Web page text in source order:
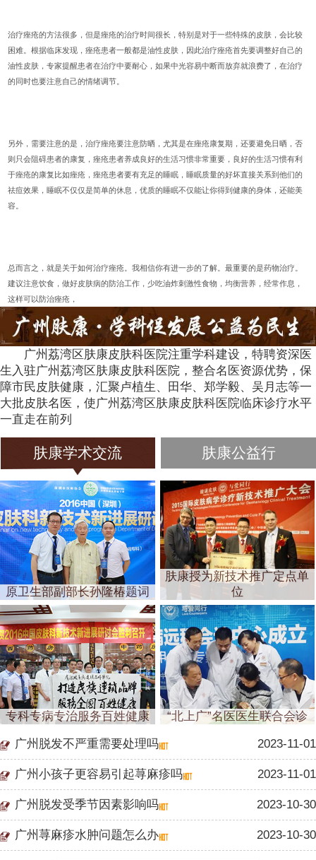
治疗痤疮的方法很多，但是痤疮的治疗时间很长，特别是对于一些特殊的皮肤，会比较
困难。根据临床发现，痤疮患者一般都是油性皮肤，因此治疗痤疮首先要调整好自己的
油性皮肤，专家提醒患者在治疗中要耐心，如果中光容易中断而放弃就浪费了，在治疗
的同时也要注意自己的情绪调节。
另外，需要注意的是，治疗痤疮要注意防晒，尤其是在痤疮康复期，还要避免日晒，否
则只会阻碍患者的康复，痤疮患者养成良好的生活习惯非常重要，良好的生活习惯有利
于痤疮的康复比如痤疮，痤疮患者要有充足的睡眠，睡眠质量的好坏直接关系到他们的
祛痘效果，睡眠不仅仅是简单的休息，优质的睡眠不仅能让你得到健康的身体，还能美
容。
总而言之，就是关于如何治疗痤疮。我相信你有进一步的了解。最重要的是药物治疗。
建议注意饮食，做好皮肤病的防治工作，少吃油炸刺激性食物，均衡营养，经常作息，
这样可以防治痤疮，
广州荔湾区肤康皮肤科医院注重学科建设，特聘资深医
生入驻广州荔湾区肤康皮肤科医院，整合名医资源优势，保
障市民皮肤健康，汇聚卢植生、田华、郑学毅、吴月志等一
大批皮肤名医，使广州荔湾区肤康皮肤科医院临床诊疗水平
一直走在前列
肤康学术交流 肤康公益行
原卫生部副部长孙隆椿题词
肤康授为新技术推广定点单
位
专科专病专治服务百姓健康 “北上广”名医医生联合会诊
广州脱发不严重需要处理吗 2023-11-01
广州小孩子更容易引起荨麻疹吗 2023-11-01
广州脱发受季节因素影响吗 2023-10-30
广州荨麻疹水肿问题怎么办 2023-10-30